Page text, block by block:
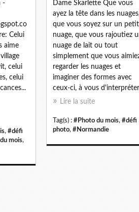
-
Celui
aime
celui
celui
, #défi
mois,
Dame Skarlette Que vous
ayez la tête dans les
que vous soyez sur un petit
nuage, que vous rajoutiez
nuage de lait ou tout
simplement que vous
regarder les nuages et
imaginer des formes avec
ceux-ci, à vous
Lire la suite
Tag(s) : #Photo du mois, #défi
photo, #Normandie